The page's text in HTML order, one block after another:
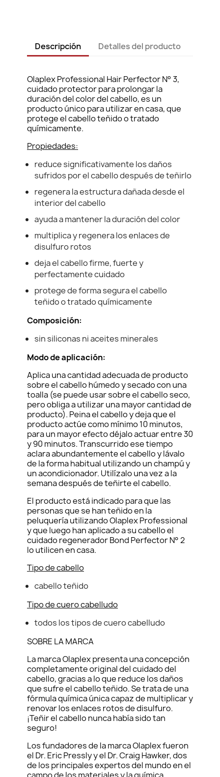
Descripción Detalles del producto
Olaplex Professional Hair Perfector N° 3,
cuidado protector para prolongar la
duración del color del cabello, es un
producto único para utilizar en casa, que
protege el cabello teñido o tratado
químicamente.
Propiedades:
reduce significativamente los daños
sufridos por el cabello después de teñirlo
regenera la estructura dañada desde el
interior del cabello
ayuda a mantener la duración del color
multiplica y regenera los enlaces de
disulfuro rotos
deja el cabello firme, fuerte y
perfectamente cuidado
protege de forma segura el cabello
teñido o tratado químicamente
Composición:
sin siliconas ni aceites minerales
Modo de aplicación:
Aplica una cantidad adecuada de producto
sobre el cabello húmedo y secado con una
toalla (se puede usar sobre el cabello seco,
pero obliga a utilizar una mayor cantidad de
producto). Peina el cabello y deja que el
producto actúe como mínimo 10 minutos,
para un mayor efecto déjalo actuar entre 30
y 90 minutos. Transcurrido ese tiempo
aclara abundantemente el cabello y lávalo
de la forma habitual utilizando un champú y
un acondicionador. Utilízalo una vez a la
semana después de teñirte el cabello.
El producto está indicado para que las
personas que se han teñido en la
peluquería utilizando Olaplex Professional
y que luego han aplicado a su cabello el
cuidado regenerador Bond Perfector N° 2
lo utilicen en casa.
Tipo de cabello
cabello teñido
Tipo de cuero cabelludo
todos los tipos de cuero cabelludo
SOBRE LA MARCA
La marca Olaplex presenta una concepción
completamente original del cuidado del
cabello, gracias a lo que reduce los daños
que sufre el cabello teñido. Se trata de una
fórmula química única capaz de multiplicar y
renovar los enlaces rotos de disulfuro.
¡Teñir el cabello nunca había sido tan
seguro!
Los fundadores de la marca Olaplex fueron
el Dr. Eric Pressly y el Dr. Craig Hawker, dos
de los principales expertos del mundo en el